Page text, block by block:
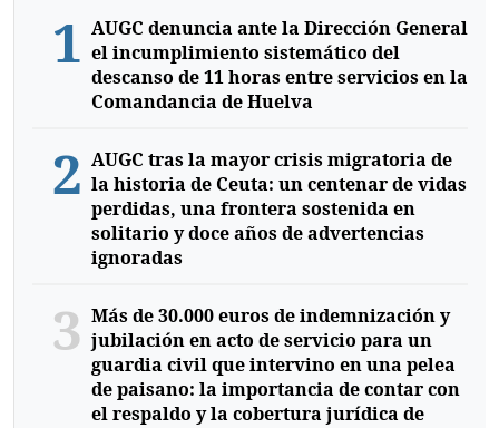
1 AUGC denuncia ante la Dirección General
el incumplimiento sistemático del
descanso de 11 horas entre servicios en la
Comandancia de Huelva
2 AUGC tras la mayor crisis migratoria de
la historia de Ceuta: un centenar de vidas
perdidas, una frontera sostenida en
solitario y doce años de advertencias
ignoradas
3 Más de 30.000 euros de indemnización y
jubilación en acto de servicio para un
guardia civil que intervino en una pelea
de paisano: la importancia de contar con
el respaldo y la cobertura jurídica de